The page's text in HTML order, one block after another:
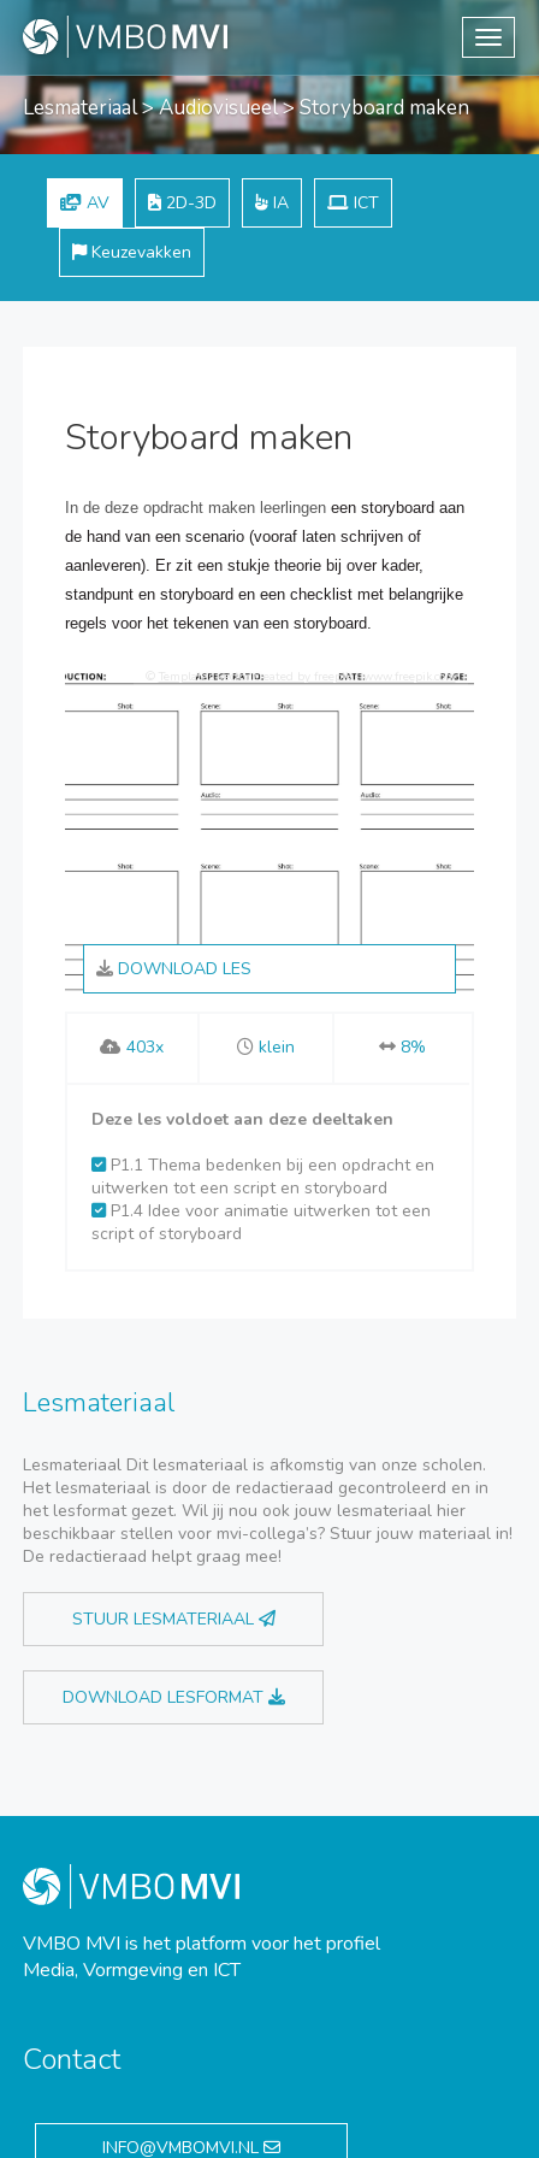
Lesmateriaal>Audiovisueel> Storyboard maken
AV 2D-3D IA ICT
Keuzevakken
Storyboard maken
In de deze opdracht maken leerlingeneen storyboard aan
de hand van een scenario (vooraf laten schrijven of
aanleveren). Er zit een stukje theorie bij over kader,
standpunt en storyboard en een checklist met belangrijke
regels voor het tekenen van een storyboard.
Templates vector created by freepik - www.freepik.com
DOWNLOAD LES
403x klein 8%
Deze les voldoet aan deze deeltaken
P1.1 Thema bedenken bij een opdracht en
uitwerken tot een script en storyboard
P1.4 Idee voor animatie uitwerken tot een
script of storyboard
Lesmateriaal
Lesmateriaal Dit lesmateriaal is afkomstig van onze scholen.
Het lesmateriaal is door de redactieraad gecontroleerd en in
het lesformat gezet. Wil jij nou ook jouw lesmateriaal hier
beschikbaar stellen voor mvi-collega’s? Stuur jouw materiaal in!
De redactieraad helpt graag mee!
STUUR LESMATERIAAL
DOWNLOAD LESFORMAT
VMBO MVI is het platform voor het profiel
Media, Vormgeving en ICT
Contact
INFO@VMBOMVI.NL